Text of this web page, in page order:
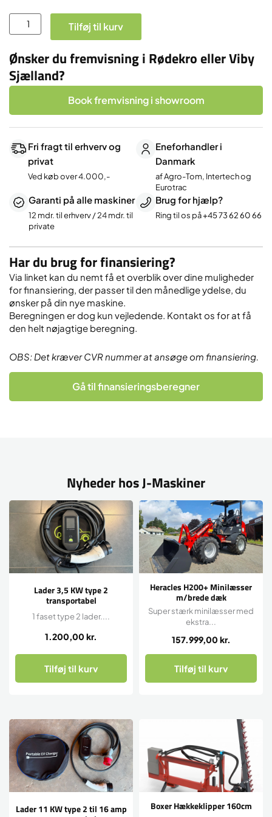
Indregistrering/nummerplade
antal
Tilføj til kurv
Ønsker du fremvisning i Rødekro eller Viby
Sjælland?
Book fremvisning i showroom
Fri fragt til erhverv og
privat
Ved køb over 4.000,-
Eneforhandler i
Danmark
af Agro-Tom, Intertech og
Eurotrac
Garanti på alle maskiner
12 mdr. til erhverv / 24 mdr. til
private
Brug for hjælp?
Ring til os på+45 73 62 60 66
Har du brug for finansiering?
Via linket kan du nemt få et overblik over dine muligheder
for finansiering, der passer til den månedlige ydelse, du
ønsker på din nye maskine.
Beregningen er dog kun vejledende. Kontakt os for at få
den helt nøjagtige beregning.
OBS: Det kræver CVR nummer at ansøge om finansiering.
Gå til finansieringsberegner
Nyheder hos J-Maskiner
Lader 3,5 KW type 2
transportabel
1.200,00 kr.
1 faset type 2 lader....
Tilføj til kurv
Heracles H200+ Minilæsser
m/brede dæk
157.999,00 kr.
Super stærk minilæsser med
ekstra...
Tilføj til kurv
Lader 11 KW type 2 til 16 amp
Boxer Hækkeklipper 160cm